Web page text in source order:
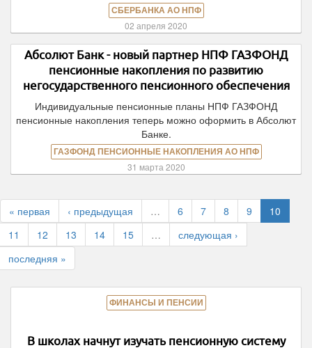
СБЕРБАНКА АО НПФ
02 апреля 2020
Абсолют Банк - новый партнер НПФ ГАЗФОНД
пенсионные накопления по развитию
негосударственного пенсионного обеспечения
Индивидуальные пенсионные планы НПФ ГАЗФОНД
пенсионные накопления теперь можно оформить в Абсолют
Банке.
ГАЗФОНД ПЕНСИОННЫЕ НАКОПЛЕНИЯ АО НПФ
31 марта 2020
« первая ‹ предыдущая … 6 7 8 9
10
11
12 13 14 15 …
следующая ›
последняя »
ФИНАНСЫ И ПЕНСИИ
В школах начнут изучать пенсионную систему